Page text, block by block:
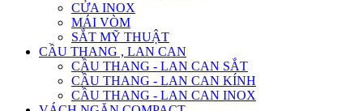
CỬA INOX
MÁI VÒM
SẮT MỸ THUẬT
CẦU THANG , LAN CAN
CẦU THANG - LAN CAN SẮT
CẦU THANG - LAN CAN KÍNH
CẦU THANG - LAN CAN INOX